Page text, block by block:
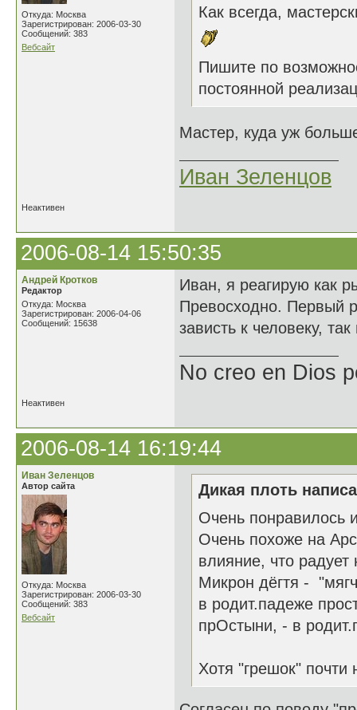
Откуда: Москва
Зарегистрирован: 2006-03-30
Сообщений: 383
Вебсайт
Как всегда,
Пишите по
постоянной
Мастер, куда уж
Иван Зеленцов
Неактивен
2006-08-14 15:50:35
Андрей Кротков
Редактор
Откуда: Москва
Зарегистрирован: 2006-04-06
Сообщений: 15638
Иван, я реагирую как
Превосходно. Первый
зависть к человеку,
No creo en Dios
Неактивен
2006-08-14 16:19:44
Иван Зеленцов
Автор сайта
Откуда: Москва
Зарегистрирован: 2006-03-30
Сообщений: 383
Вебсайт
Дикая плоть
Очень понравилось
Очень похоже на
влияние, что радует
Микрон дёгтя -
в родит.падеже
прОстыни, - в
Хотя "грешок" почти